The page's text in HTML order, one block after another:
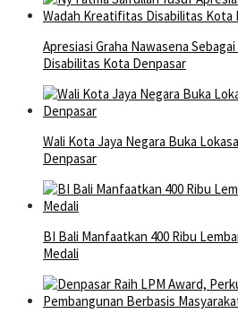
Apresiasi Graha Nawasena
Disabilitas Kota Denpasar
Wali Kota Jaya Negara Buka
Denpasar
BI Bali Manfaatkan 400 Ribu
Medali